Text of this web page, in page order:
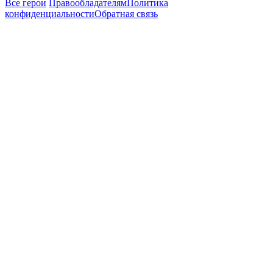
Все герои ПравообладателямПолитика
конфиденциальностиОбратная связь